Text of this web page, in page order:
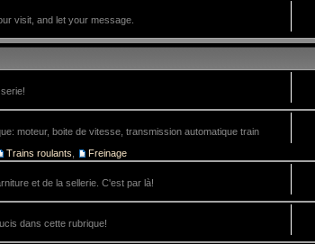
visit, and let your message.
moteur, boite de vitesse, transmission automatique train
Trains roulants Freinage
et de la sellerie. C'est par là!
dans cette rubrique!